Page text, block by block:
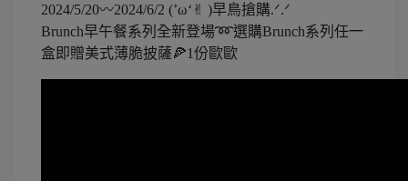
2024/5/20〰️2024/6/2 (’ω‘✌︎ )早鳥搶購.ᐟ‪‪.ᐟ
Brunch早午餐系列全新登場➿選購Brunch系列任一
盒即贈美式薄脆披薩🍕1份歐歐